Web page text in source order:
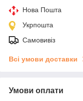
Нова Пошта
Укрпошта
Самовивіз
Всі умови доставки
Умови оплати